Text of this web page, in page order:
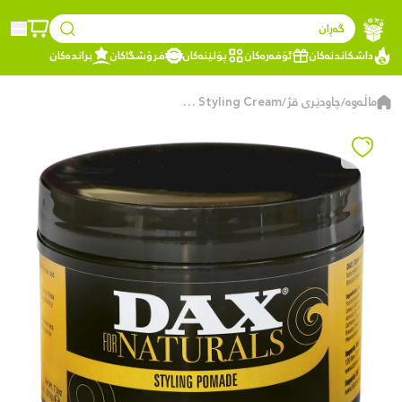
گەڕان
داشکاندنەکان
ئۆفەرەکان پۆلێنەکان فرۆشگاکان براندەکان
ماڵەوە/چاودێری قژ/
Naturals Wave Clarifying Styling Cream